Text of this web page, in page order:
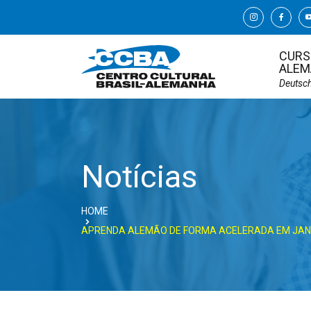
Notícias
HOME
APRENDA ALEMÃO DE FORMA ACELERADA EM